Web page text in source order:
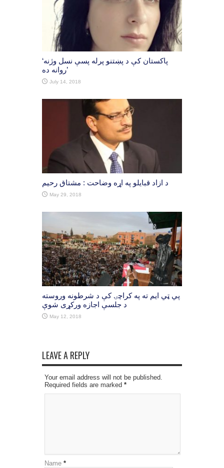
‘پاکستان کې د پښتنو پرله پسې نسل وژنه
روانه ده’
July 14, 2018
د ازاد قبايلو په اړه وضاحت : مشتاق رحيم
May 29, 2018
پي ټي ایم ته په کراچۍ کې د شرطونه وروسته
د جلسې اجازه ورکړی شوې
May 12, 2018
LEAVE A REPLY
Your email address will not be published.
Required fields are marked *
Name *